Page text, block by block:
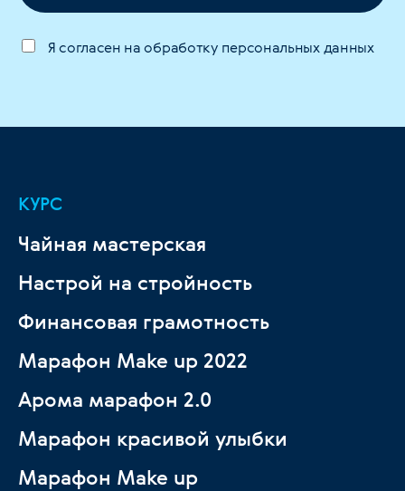
Я согласен на обработку персональных данных
КУРС
Чайная мастерская
Настрой на стройность
Финансовая грамотность
Марафон Make up 2022
Арома марафон 2.0
Марафон красивой улыбки
Марафон Make up